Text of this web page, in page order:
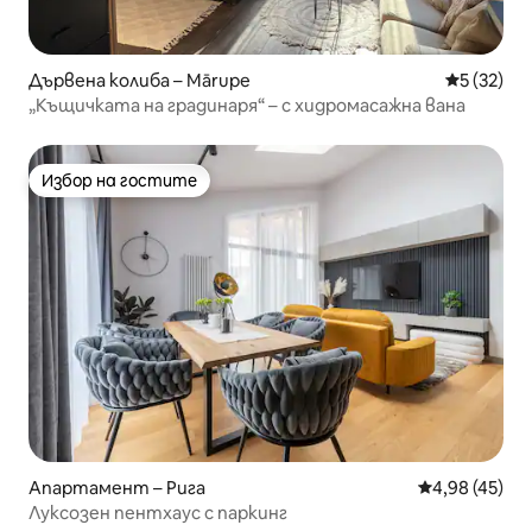
Дървена колиба – Mārupe Средна
5 (32)
„Къщичката на градинаря“ – с хидромасажна вана
Избор на гостите
Избор на гостите
Апартамент – Рига Средна
4,98 (45)
Луксозен пентхаус с паркинг